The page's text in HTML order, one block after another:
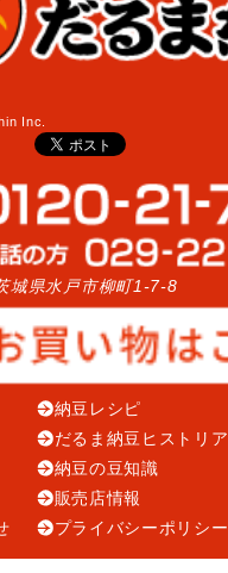
Inc.
城県水戸市柳町1-7-8
納豆レシピ
だるま納豆ヒストリア
納豆の豆知識
販売店情報
プライバシーポリシー